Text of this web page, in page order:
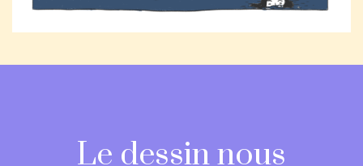
Le dessin nous